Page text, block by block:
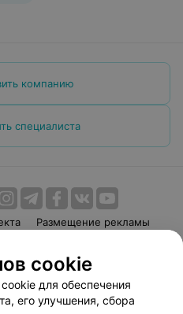
компанию
специалиста
Размещение рекламы
Способы оплаты
Партнеры
103.by
cookie
для обеспечения
его улучшения, сбора